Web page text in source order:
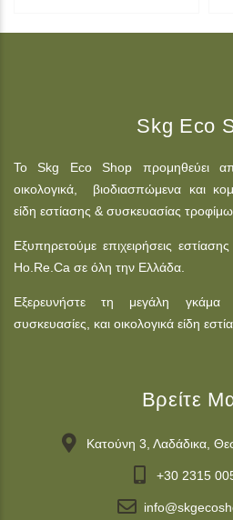
Skg Eco
Το Skg Eco Shop προμηθεύει
οικολογικά, βιοδιασπώμενα και
είδη εστίασης & συσκευασίας
Εξυπηρετούμε επιχειρήσεις
Ho.Re.Ca σε όλη την Ελλάδα.
Εξερευνήστε τη μεγάλη γκάμα
συσκευασίες, και οικολογικά είδη
Βρείτε
Κατούνη 3, Λαδάδικα,
+30 2315